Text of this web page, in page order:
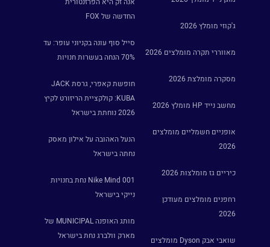
ג'קוזי מומלץ 2026
מאווררי תקרה מומלצים 2026
מסקרה מומלצת 2026
מחשב נייד HP מומלץ 2026
אופניים חשמליים מומלצים
2026
כיריים גז מומלצות 2026
רחפנים מומלצים מעודכן
2026
שואבי אבק Dyson מומלצים
החדשה של FOX
סייל סוף עונה בקניוני עופר: עד
70% הנחה בעשרות חנויות
חופשת קאפרי, גרסת JACK
KUBA: קולקציית הריזורט לקיץ
2026 נוחתת בישראל
הנעל האהובה על אילון מאסק
נחתה בישראל
Nike Mind 001 נחת בחנויות
נייקי בישראל
מותג האופנה MUNICIPAL של
מארק וולברג נחת בישראל